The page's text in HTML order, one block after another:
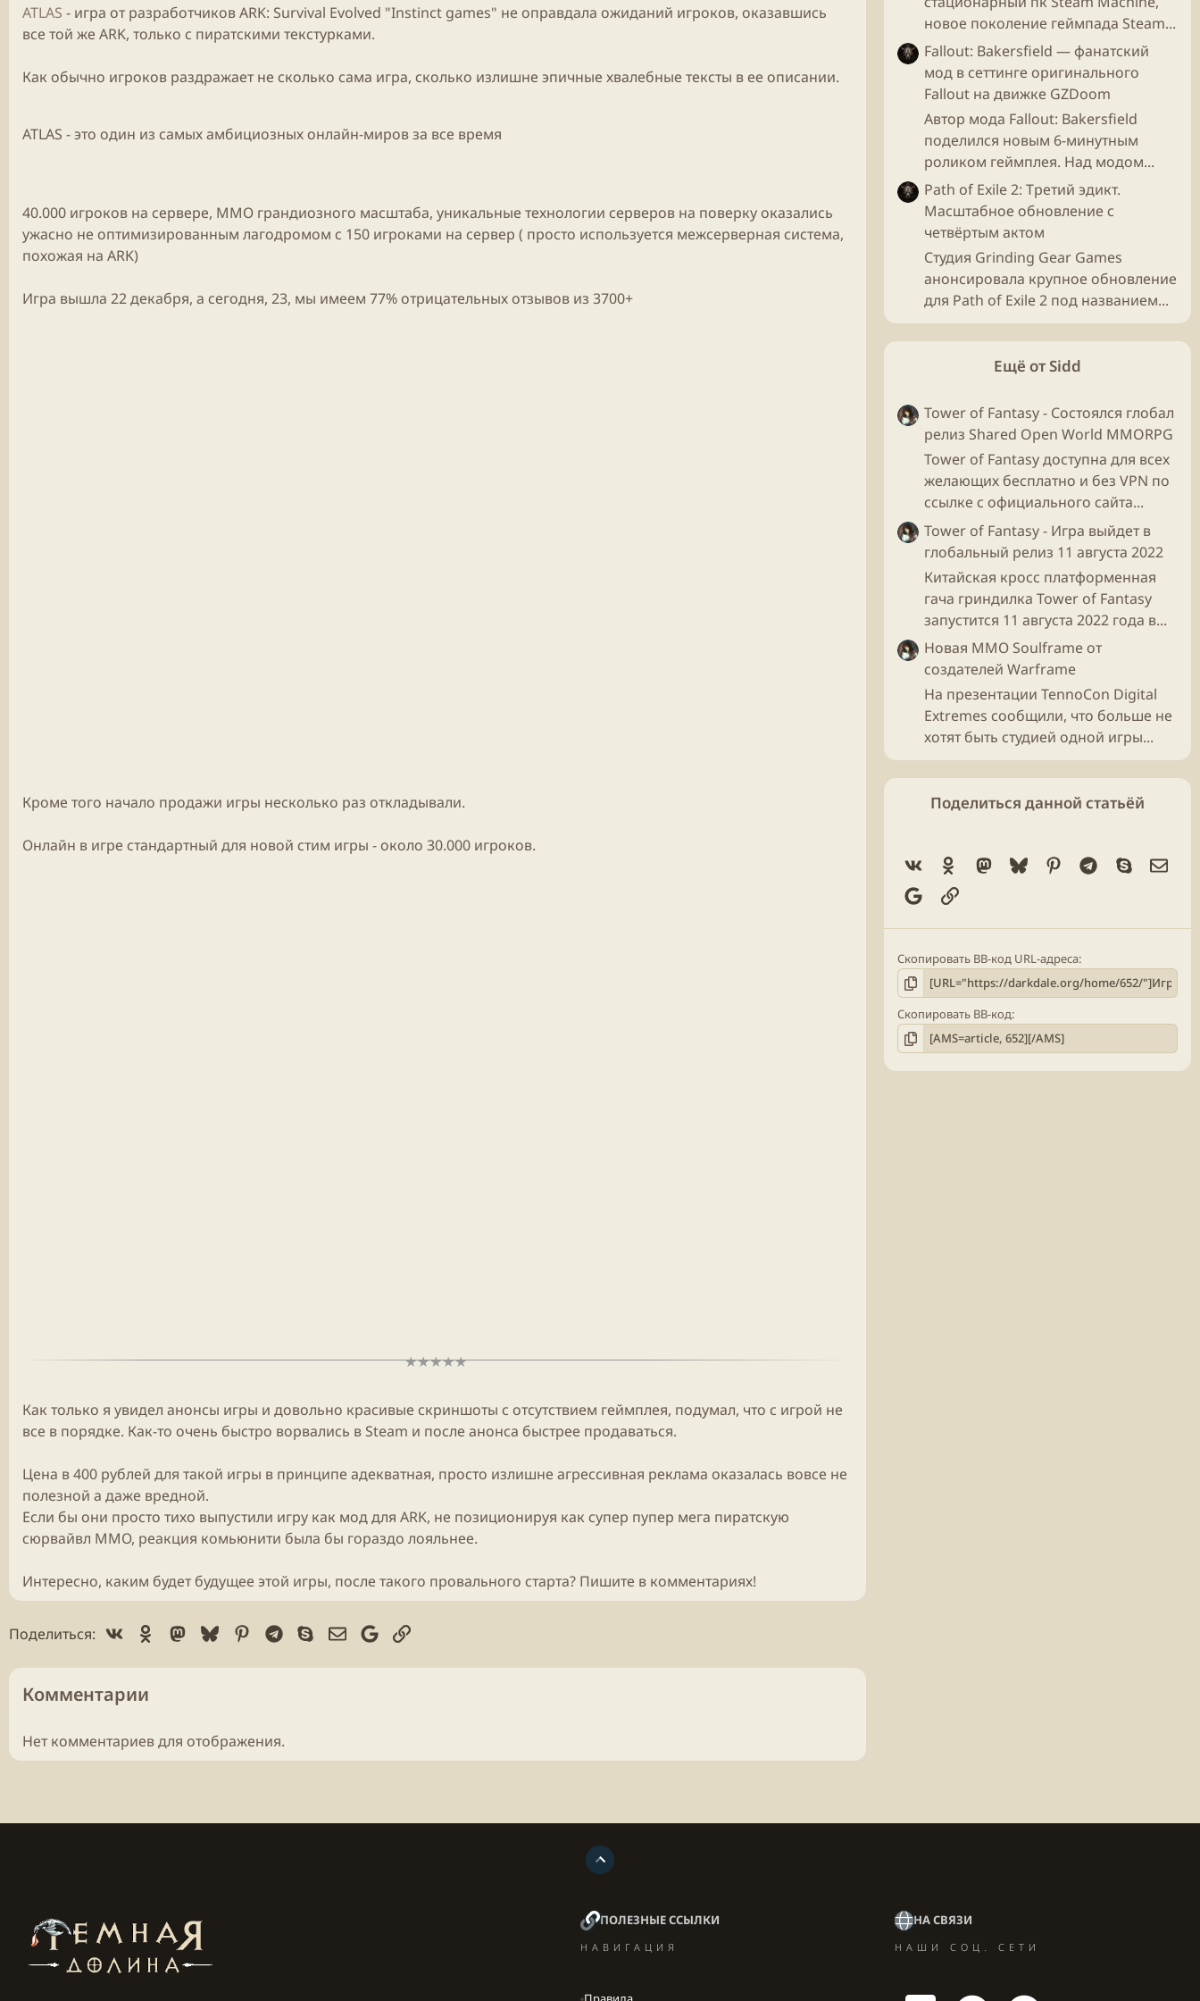
ATLAS - игра от разработчиковARK: Survival Evolved "Instinct games" не оправдала ожиданий игроков, оказавшись
все той же ARK, только с пиратскими текстурками.
Как обычно игроков раздражает не сколько сама игра, сколько излишне эпичные хвалебные тексты в ее описании.
ATLAS - это один из самых амбициозныхонлайн-миров за все время
40.000 игроков на сервере, ММО грандиозного масштаба, уникальные технологии серверов на поверку оказались
ужасно не оптимизированным лагодромом с 150 игроками на сервер ( просто используется межсерверная система,
похожая на ARK)
Игра вышла 22 декабря, а сегодня, 23, мы имеем 77% отрицательных отзывов из 3700+
Кроме того начало продажи игры несколько раз откладывали.
Онлайн в игре стандартный для новой стим игры - около 30.000 игроков.
Как только я увидел анонсы игры и довольно красивые скриншоты с отсутствием геймплея, подумал, что с игрой не
все в порядке. Как-то очень быстро ворвались в Steam и после анонса быстрее продаваться.
Цена в 400 рублей для такой игры в принципе адекватная, просто излишне агрессивная реклама оказалась вовсе не
полезной а даже вредной.
Если бы они просто тихо выпустили игру как мод для ARK, не позиционируя как супер пупер мега пиратскую
сюрвайвл ММО, реакция комьюнити была бы гораздо лояльнее.
Интересно, каким будет будущее этой игры, после такого провального старта? Пишите в комментариях!
Поделиться: Vk Ok Mastodon
BlueskyPinterest
Telegram
SkypeЭлектронная почта
GoogleСсылка
Комментарии
Нет комментариев для отображения.
новое поколение геймпада Steam...
Fallout: Bakersfield — фанатский
мод в сеттинге оригинального
Fallout на движке GZDoom
Автор мода Fallout: Bakersfield
поделился новым 6-минутным
роликом геймплея. Над модом...
Path of Exile 2: Третий эдикт.
Масштабное обновление с
четвёртым актом
Студия Grinding Gear Games
анонсировала крупное обновление
для Path of Exile 2 под названием...
Ещё от Sidd
Tower of Fantasy - Состоялся глобал
релиз Shared Open World MMORPG
Tower of Fantasy доступна для всех
желающих бесплатно и без VPN по
ссылке с официального сайта...
Tower of Fantasy - Игра выйдет в
глобальный релиз 11 августа 2022
Китайская кросс платформенная
гача гриндилка Tower of Fantasy
запустится 11 августа 2022 года в...
Новая ММО Soulframe от
создателей Warframe
На презентации TennoCon Digital
Extremes сообщили, что больше не
хотят быть студией одной игры...
Поделиться данной статьёй
Ok Mastodon
BlueskyPinterestTelegram
Skype
GoogleСсылка
Скопировать BB-код URL-адреса
Скопировать BB-код
ПОЛЕЗНЫЕ ССЫЛКИ
НАВИГАЦИЯ
НА СВЯЗИ
НАШИ СОЦ. СЕТИ